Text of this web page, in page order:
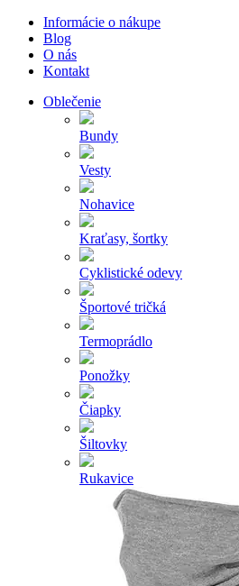
Informácie o nákupe
Blog
O nás
Kontakt
Oblečenie
Bundy
Vesty
Nohavice
Kraťasy, šortky
Cyklistické odevy
Športové tričká
Termoprádlo
Ponožky
Čiapky
Šiltovky
Rukavice